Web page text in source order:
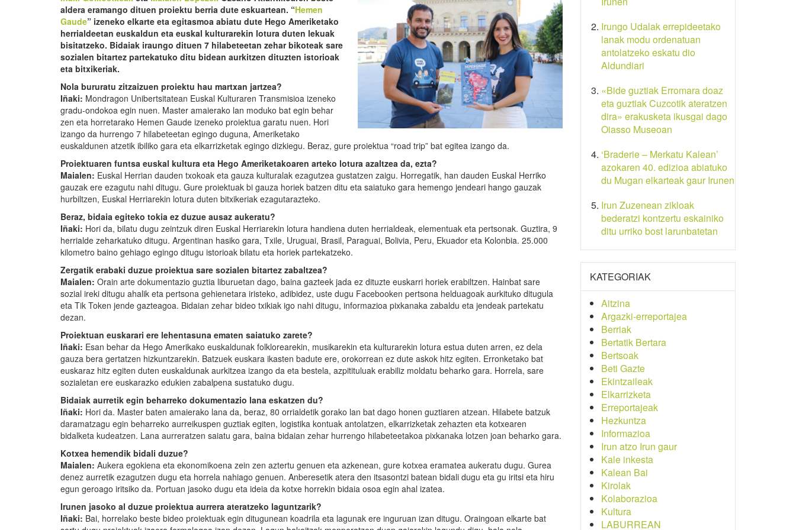
aldera eramango dituen proiektu berria dute eskuartean. “Hemen
Gaude” izeneko elkarte eta egitasmoa abiatu dute Hego Ameriketako
herrialdeetan euskaldun eta euskal kulturarekin lotura duten lekuak
bisitatzeko. Bidaiak iraungo dituen 7 hilabeteetan zehar bikoteak sare
sozialen bitartez partekatuko ditu bidean aurkitzen dituzten istorioak
eta bitxikeriak.
Nola bururatu zitzaizuen proiektu hau martxan jartzea?
Iñaki: Mondragon Unibertsitatean Euskal Kulturaren Transmisioa izeneko
gradu-ondokoa egin nuen. Master amaierako lan moduko bat egin behar
zen eta horretarako Hemen Gaude izeneko proiektua garatu nuen. Hori
izango da hurrengo 7 hilabeteetan egingo duguna, Ameriketako
euskaldunen atzetik ibiliko gara eta elkarrizketak egingo dizkiegu. Beraz, gure proiektua “road trip” bat egitea izango da.
Proiektuaren funtsa euskal kultura eta Hego Ameriketakoaren arteko lotura azaltzea da, ezta?
Maialen: Euskal Herrian dauden txokoak eta gauza kulturalak ezagutzea gustatzen zaigu. Horregatik, han dauden Euskal Herriko
gauzak ere ezagutu nahi ditugu. Gure proiektuak bi gauza horiek batzen ditu eta saiatuko gara hemengo jendeari hango gauzak
hurbiltzen, Euskal Herriarekin lotura duten bitxikeriak ezagutarazteko.
Beraz, bidaia egiteko tokia ez duzue ausaz aukeratu?
Iñaki: Hori da, bilatu dugu zeintzuk diren Euskal Herriarekin lotura handiena duten herrialdeak, elementuak eta pertsonak. Guztira, 9
herrialde zeharkatuko ditugu. Argentinan hasiko gara, Txile, Uruguai, Brasil, Paraguai, Bolivia, Peru, Ekuador eta Kolonbia. 25.000
kilometro baino gehiago egingo ditugu istorioak bilatu eta horiek partekatzeko.
Zergatik erabaki duzue proiektua sare sozialen bitartez zabaltzea?
Maialen: Orain arte dokumentazio guztia liburuetan dago, baina gazteek jada ez dituzte euskarri horiek erabiltzen. Hainbat sare
sozial ireki ditugu ahalik eta pertsona gehienetara iristeko, adibidez, uste dugu Facebooken pertsona helduagoak aurkituko ditugula
eta Tik Token jende gazteagoa. Bidaian zehar bideo txikiak igo nahi ditugu, informazioa pixkanaka zabaldu eta jendeak partekatu
dezan.
Proiektuan euskarari ere lehentasuna ematen saiatuko zarete?
Iñaki: Esan behar da Hego Amerikako euskaldunak folklorearekin, musikarekin eta kulturarekin lotura estua duten arren, ez dela
gauza bera gertatzen hizkuntzarekin. Batzuek euskara ikasten badute ere, orokorrean ez dute askok hitz egiten. Erronketako bat
euskaraz hitz egiten duten euskaldunak aurkitzea izango da eta bestela, azpitituluak erabiliz moldatu beharko gara. Horrela, sare
sozialetan ere euskarazko edukien zabalpena sustatuko dugu.
Bidaiak aurretik egin beharreko dokumentazio lana eskatzen du?
Iñaki: Hori da. Master baten amaierako lana da, beraz, 80 orrialdetik gorako lan bat dago honen guztiaren atzean. Hilabete batzuk
daramatzagu egin beharreko aurreikuspen guztiak egiten, logistika kontuak antolatzen, elkarrizketak zehazten eta kotxearen
bidalketa kudeatzen. Lana aurreratzen saiatu gara, baina bidaian zehar hurrengo hilabeteetakoa pixkanaka lotzen joan beharko gara.
Kotxea hemendik bidali duzue?
Maialen: Aukera egokiena eta ekonomikoena zein zen aztertu genuen eta azkenean, gure kotxea eramatea aukeratu dugu. Gurea
denez aurretik ezagutzen dugu eta horrela nahiago genuen. Anberesetik atera den itsasontzi batean bidali dugu eta gu iritsi eta hiru
egun geroago iritsiko da. Portuan jasoko dugu eta ideia da kotxe horrekin bidaia osoa egin ahal izatea.
Irunen jasoko al duzue proiektua aurrera ateratzeko laguntzarik?
Iñaki: Bai, horrelako beste bideo proiektuak egin ditugunean koadrila eta lagunak ere inguruan izan ditugu. Oraingoan elkarte bat
Irungo Udalak errepideetako
lanak modu ordenatuan
antolatzeko eskatu dio
Aldundiari
«Bide guztiak Erromara doaz
eta guztiak Cuzcotik ateratzen
dira» erakusketa ikusgai dago
Oiasso Museoan
‘Braderie – Merkatu Kalean’
azokaren 40. edizioa abiatuko
du Mugan elkarteak gaur Irunen
Irun Zuzenean zikloak
bederatzi kontzertu eskainiko
ditu urriko bost larunbatetan
KATEGORIAK
Aitzina
Argazki-erreportajea
Berriak
Bertatik Bertara
Bertsoak
Beti Gazte
Ekintzaileak
Elkarrizketa
Erreportajeak
Hezkuntza
Informazioa
Irun atzo Irun gaur
Kale inkesta
Kalean Bai
Kirolak
Kolaborazioa
Kultura
LABURREAN